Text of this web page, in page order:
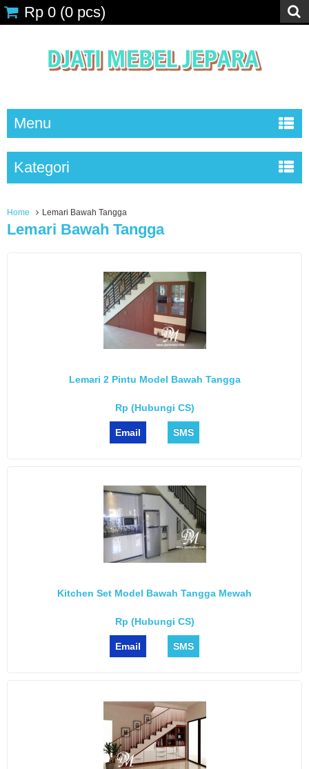
Rp 0 (0 pcs)
Menu
Kategori
Home Lemari Bawah Tangga
Lemari Bawah Tangga
Lemari 2 Pintu Model Bawah Tangga
Rp (Hubungi CS)
Email SMS
Kitchen Set Model Bawah Tangga Mewah
Rp (Hubungi CS)
Email SMS